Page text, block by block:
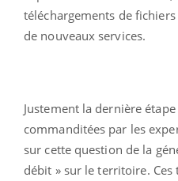
téléchargements de
de nouveaux services.
Justement la dernière
commanditées par les
sur cette question de la
débit » sur le territoire.